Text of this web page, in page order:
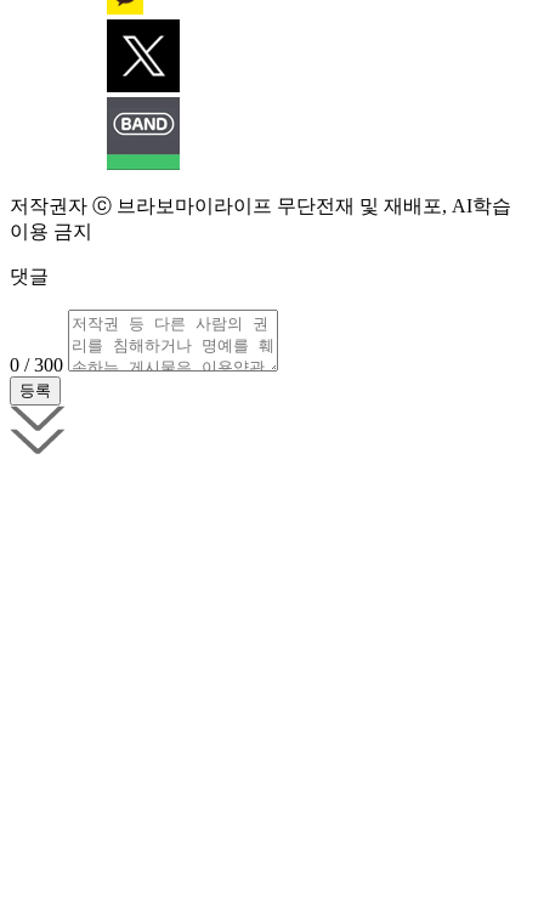
저작권자 ⓒ 브라보마이라이프 무단전재 및 재배포, AI학습
이용 금지
댓글
0 / 300